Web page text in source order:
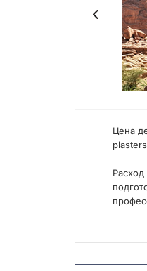
Цена